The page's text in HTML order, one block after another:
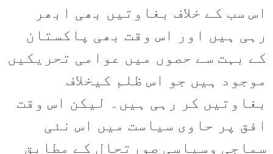
اس سب کے خلاف بغاوتیں بھی ابھر
رہی ہیں اور اس وقت بھی پاکستان
کے بہت سے حصوں میں عوامی تحریکیں
موجود ہیں جو اس ظلم کیخلاف
بغاوتیں کر رہی ہیں۔ لیکن اس وقت
افق پر حاوی سیاست میں اس نئی